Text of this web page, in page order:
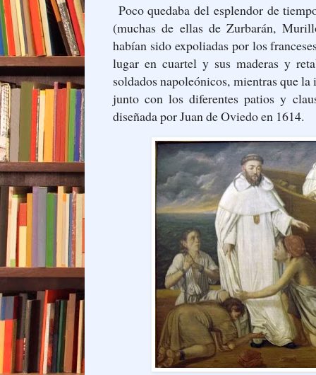
Poco quedaba del esplendor de
(muchas de ellas de Zurbarán,
habían sido expoliadas por los
lugar en cuartel y sus maderas y
soldados napoleónicos, mientras que la
junto con los diferentes patios y
diseñada por Juan de Oviedo en 1614.